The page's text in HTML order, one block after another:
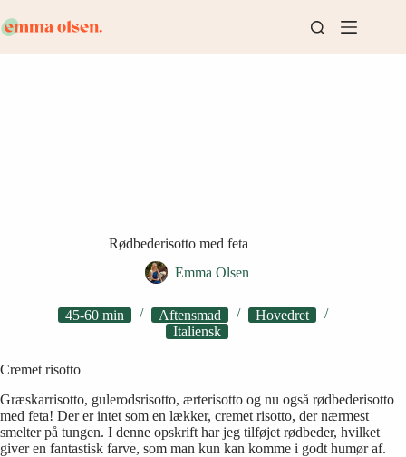
til
indhold
Rødbederisotto med feta
Emma Olsen
45-60 min Aftensmad
Hovedret
Italiensk
Cremet risotto
Græskarrisotto, gulerodsrisotto, ærterisotto og nu også rødbederisotto
med feta! Der er intet som en lækker, cremet risotto, der nærmest
smelter på tungen. I denne opskrift har jeg tilføjet rødbeder, hvilket
giver en fantastisk farve, som man kun kan komme i godt humør af.